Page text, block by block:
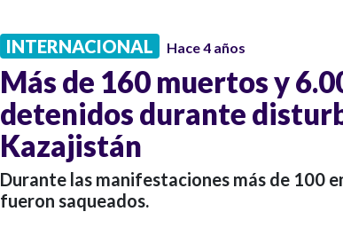
INTERNACIONAL Hace 4 años
Más de 160 muertos y
detenidos durante
Kazajistán
Durante las manifestaciones más de 100
fueron saqueados.